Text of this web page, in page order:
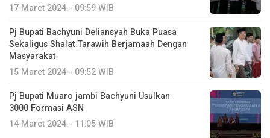
17 Maret 2024 - 09:59 WIB
Pj Bupati Bachyuni Deliansyah Buka Puasa
Sekaligus Shalat Tarawih Berjamaah Dengan
Masyarakat
15 Maret 2024 - 09:52 WIB
Pj Bupati Muaro jambi Bachyuni Usulkan
3000 Formasi ASN
14 Maret 2024 - 11:05 WIB